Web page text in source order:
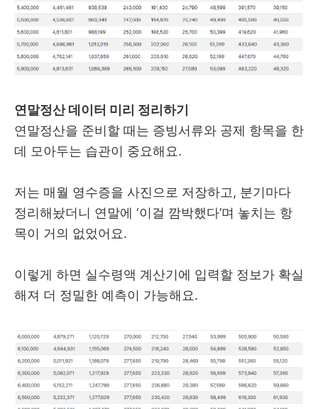
연말정산 데이터 미리 정리하기
연말정산을 준비할 때는 증빙서류와 공제 항목을 한
데 모아두는 습관이 중요해요.
저는 매월 영수증을 사진으로 저장하고, 분기마다
정리해놨더니 연말에 ‘이걸 깜박했다’며 놓치는 항
목이 거의 없었어요.
이렇게 하면 실수령액 계산기에 입력할 정보가 확실
해져 더 정밀한 예측이 가능해요.